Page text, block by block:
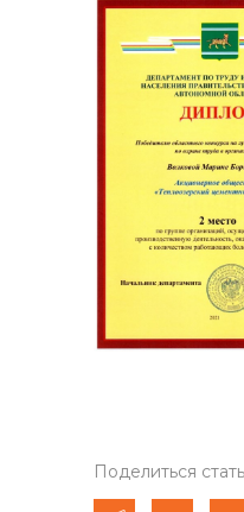
Поделиться